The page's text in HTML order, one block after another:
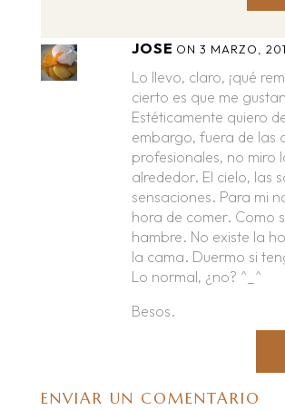
JOSE ON 3 MARZO,
Lo llevo, claro, ¡qué
cierto es que me
Estéticamente quiero
embargo, fuera de las
profesionales, no miro
alrededor. El cielo, las
sensaciones. Para mi
hora de comer. Como
hambre. No existe la
la cama. Duermo si
Lo normal, ¿no? ^_^
Besos.
ENVIAR UN COMENTARIO